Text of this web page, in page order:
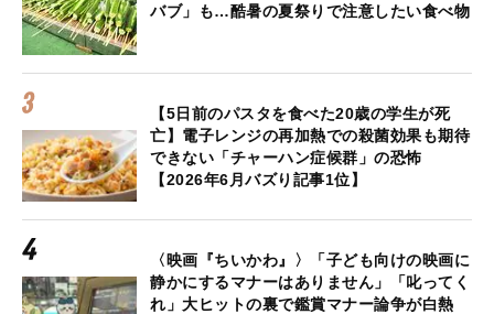
バブ」も…酷暑の夏祭りで注意したい食べ物
【5日前のパスタを食べた20歳の学生が死
亡】電子レンジの再加熱での殺菌効果も期待
できない「チャーハン症候群」の恐怖
【2026年6月バズり記事1位】
〈映画『ちいかわ』〉「子ども向けの映画に
静かにするマナーはありません」「叱ってく
れ」大ヒットの裏で鑑賞マナー論争が白熱